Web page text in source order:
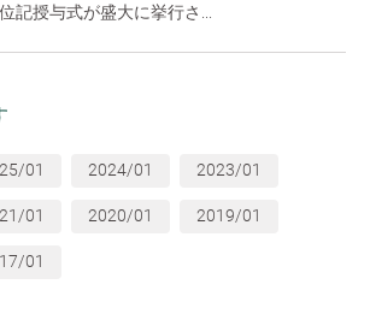
記授与式が盛大に挙行さ...
01 2024/01 2023/01
01 2020/01 2019/01
01